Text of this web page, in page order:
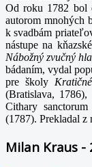
Od roku 1782 bol
autorom mnohých
k svadbám
nástupe na
Nábožný zvučný
bádaním, vydal
pre školy
(Bratislava,
Cithary
(1787). Prekladal z
Milan Kraus -